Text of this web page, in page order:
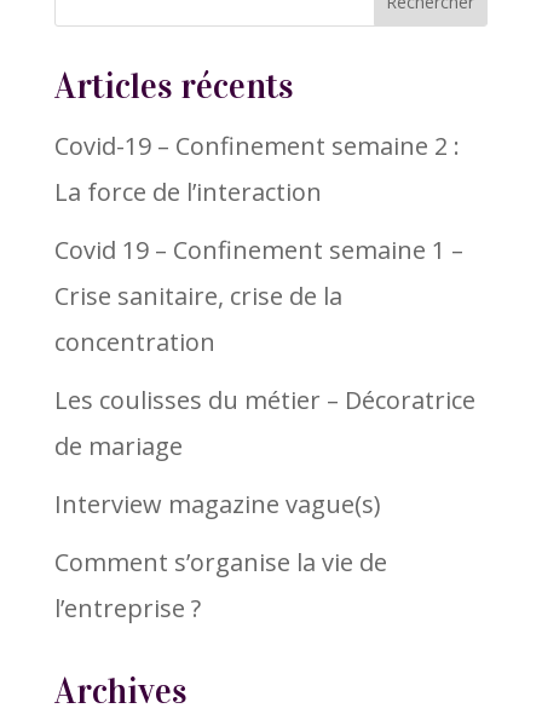
Articles récents
Covid-19 – Confinement semaine 2 :
La force de l’interaction
Covid 19 – Confinement semaine 1 –
Crise sanitaire, crise de la
concentration
Les coulisses du métier – Décoratrice
de mariage
Interview magazine vague(s)
Comment s’organise la vie de
l’entreprise ?
Archives